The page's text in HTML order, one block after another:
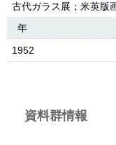
古代ガラス展；米英
年
1952
資料群情報